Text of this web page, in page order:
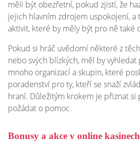
měli být obezřetní, pokud zjistí, že
jejich hlavním zdrojem uspokojení, a
aktivit, které by měly být pro ně také
Pokud si hráč uvědomí některé z
nebo svých blízkých, měl by vyhledat
mnoho organizací a skupin, které
poradenství pro ty, kteří se snaží
hraní. Důležitým krokem je přiznat si
požádat o pomoc.
Bonusy a akce v online kasinech